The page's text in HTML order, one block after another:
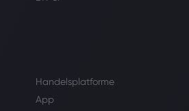
Handelsplatforme
App